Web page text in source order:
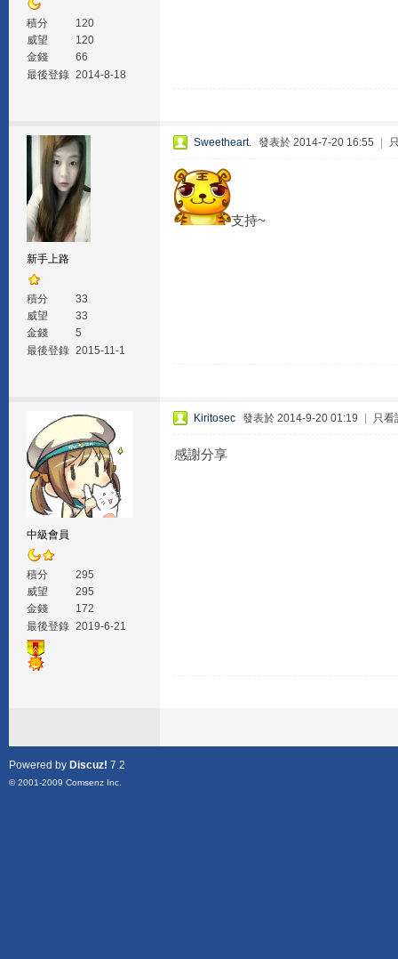
積分
120
威望
120
金錢
66
最後登錄 2014-8-18
新手上路
積分
33
威望
33
金錢
5
最後登錄 2015-11-1
Sweetheart. 發表於 2014-7-20 16:55
支持~
中級會員
積分
295
威望
295
金錢
172
最後登錄 2019-6-21
Kiritosec 發表於 2014-9-20 01:19 只看
感謝分享
Powered by Discuz! 7.2
© 2001-2009 Comsenz Inc.